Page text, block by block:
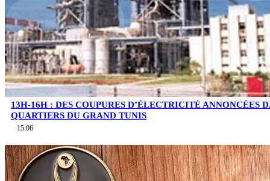
13H-16H : DES COUPURES D’ÉLECTRICITÉ ANNONCÉES
QUARTIERS DU GRAND TUNIS
15:06